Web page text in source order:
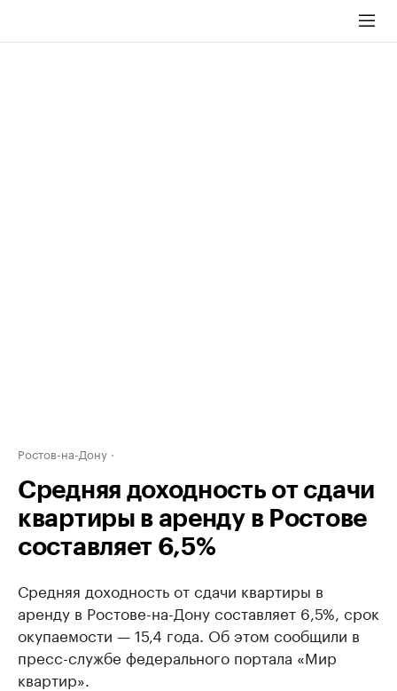
Ростов-на-Дону
Средняя доходность от сдачи
квартиры в аренду в Ростове
составляет 6,5%
Средняя доходность от сдачи квартиры в
аренду в Ростове-на-Дону составляет 6,5%, срок
окупаемости — 15,4 года. Об этом сообщили в
пресс-службе федерального портала «Мир
квартир».